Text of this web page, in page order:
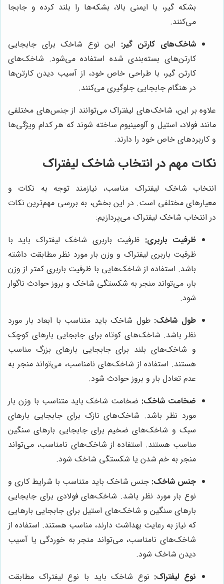
بشکه گیر، با ایمنی بالا، بشکه‌ها را بلند کرده و جابجا
می‌کنند.
شاخک‌های کارتن گیر: این نوع شاخک برای جابجایی
کارتن‌های بسته‌بندی شده استفاده می‌شود. شاخک‌های
کارتن گیر، با طراحی خاص خود، از آسیب دیدن کارتن‌ها
در هنگام جابجایی جلوگیری می‌کنند.
علاوه بر این، شاخک‌های لیفتراک می‌توانند از جنس‌های مختلفی
مانند فولاد، استیل و آلومینیوم ساخته شوند که هر کدام ویژگی‌ها
و کاربردهای خاص خود را دارند.
نکات مهم در انتخاب شاخک لیفتراک
انتخاب شاخک لیفتراک مناسب، نیازمند توجه به نکات و
معیارهای مختلفی است. در این بخش، به بررسی مهم‌ترین نکات
در انتخاب شاخک لیفتراک می‌پردازیم:
ظرفیت باربری: ظرفیت باربری شاخک لیفتراک باید با
ظرفیت باربری لیفتراک و وزن بار مورد نظر مطابقت داشته
باشد. استفاده از شاخک‌هایی با ظرفیت باربری کمتر از وزن
بار، می‌تواند منجر به شکستگی شاخک و بروز حوادث ناگوار
شود.
طول شاخک: طول شاخک باید متناسب با ابعاد بار مورد
نظر باشد. شاخک‌های کوتاه برای جابجایی بارهای کوچک
و شاخک‌های بلند برای جابجایی بارهای بزرگ مناسب
هستند. استفاده از شاخک‌های نامناسب، می‌تواند منجر به
عدم تعادل بار و بروز حوادث شود.
ضخامت شاخک: ضخامت شاخک باید متناسب با وزن بار
مورد نظر باشد. شاخک‌های نازک برای جابجایی بارهای
سبک و شاخک‌های ضخیم برای جابجایی بارهای سنگین
مناسب هستند. استفاده از شاخک‌های نامناسب، می‌تواند
منجر به خم شدن یا شکستگی شاخک شود.
جنس شاخک: جنس شاخک باید متناسب با شرایط کاری و
نوع بار مورد نظر باشد. شاخک‌های فولادی برای جابجایی
بارهای سنگین و شاخک‌های استیل برای جابجایی بارهایی
که نیاز به رعایت بهداشت دارند، مناسب هستند. استفاده از
شاخک‌های نامناسب، می‌تواند منجر به خوردگی یا آسیب
دیدن شاخک شود.
نوع لیفتراک: نوع شاخک باید با نوع لیفتراک مطابقت